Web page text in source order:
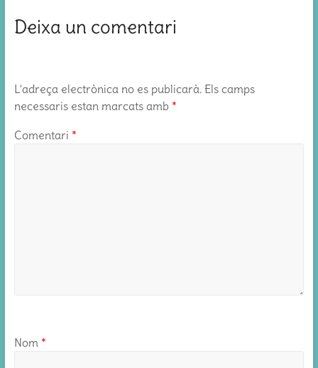
Deixa un comentari
L'adreça electrònica no es publicarà. Els camps
necessaris estan marcats amb *
Comentari *
Nom *